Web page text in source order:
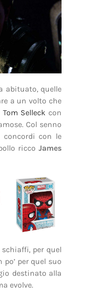
abituato, quelle
a un volto che
Tom Selleck con
Col senno
concordi con le
riccoJames
schiaffi, per quel
per quel suo
destinato alla
evolve.